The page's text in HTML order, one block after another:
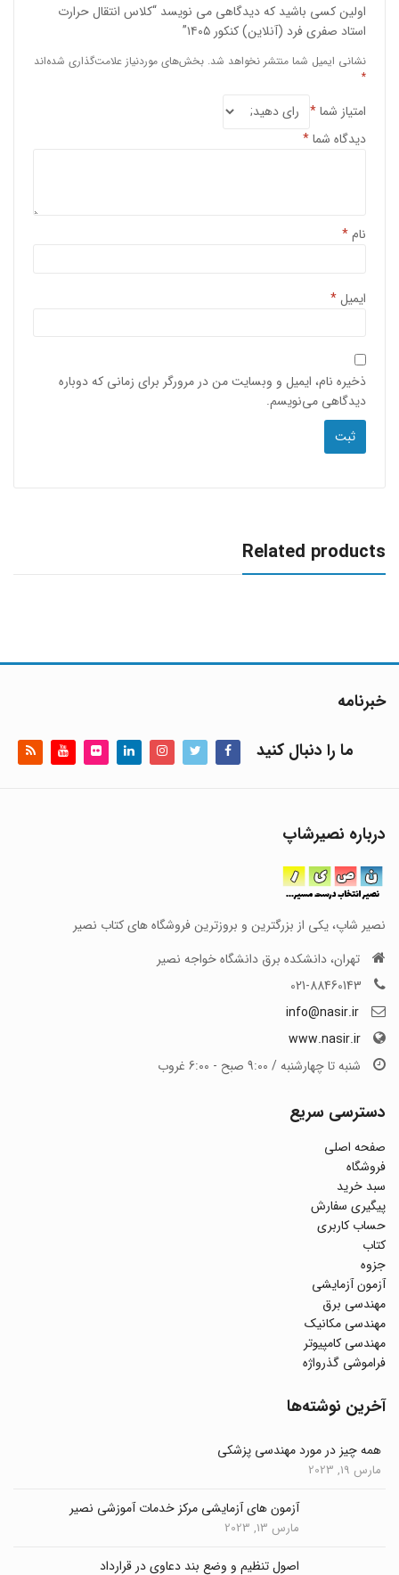
اولین کسی باشید که دیدگاهی می نویسد “کلاس انتقال حرارت
استاد صفری فرد (آنلاین) کنکور ۱۴۰۵”
نشانی ایمیل شما منتشر نخواهد شد. بخش‌های موردنیاز علامت‌گذاری شده‌اند
*
امتیاز شما*
دیدگاه شما*
نام*
ایمیل*
ذخیره نام، ایمیل و وبسایت من در مرورگر برای زمانی که دوباره
دیدگاهی می‌نویسم.
Related products
خبرنامه
ما را دنبال کنید
درباره نصیرشاپ
نصیر شاپ، یکی از بزرگترین و بروزترین فروشگاه های کتاب نصیر
تهران، دانشکده برق دانشگاه خواجه نصیر
021-88460143
info@nasir.ir
www.nasir.ir
شنبه تا چهارشنبه / 9:00 صبح - 6:00 غروب
دسترسی سریع
صفحه اصلی
فروشگاه
سبد خرید
پیگیری سفارش
حساب کاربری
کتاب
جزوه
آزمون آزمایشی
مهندسی برق
مهندسی مکانیک
مهندسی کامپیوتر
فراموشی گذرواژه
آخرین نوشته‌ها
همه چیز در مورد مهندسی پزشکی
مارس 19, 2023
آزمون های آزمایشی مرکز خدمات آموزشی نصیر
مارس 13, 2023
اصول تنظیم و وضع بند دعاوی در قرارداد